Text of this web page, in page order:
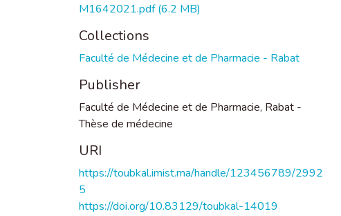
M1642021.pdf(6.2 MB)
Collections
Faculté de Médecine et de Pharmacie - Rabat
Publisher
Faculté de Médecine et de Pharmacie, Rabat -
Thèse de médecine
URI
https://toubkal.imist.ma/handle/123456789/2992
5
https://doi.org/10.83129/toubkal-14019